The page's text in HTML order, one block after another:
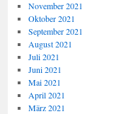
November 2021
Oktober 2021
September 2021
August 2021
Juli 2021
Juni 2021
Mai 2021
April 2021
März 2021